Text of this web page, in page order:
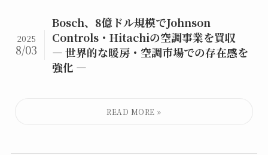
Bosch、8億ドル規模でJohnson
Controls・Hitachiの空調事業を買収
― 世界的な暖房・空調市場での存在感を
強化 ―
2025
8/03